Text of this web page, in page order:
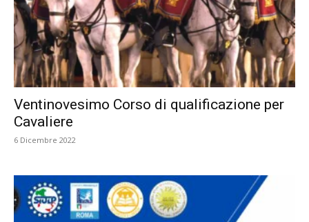
Ventinovesimo Corso di qualificazione per
Cavaliere
6 Dicembre 2022